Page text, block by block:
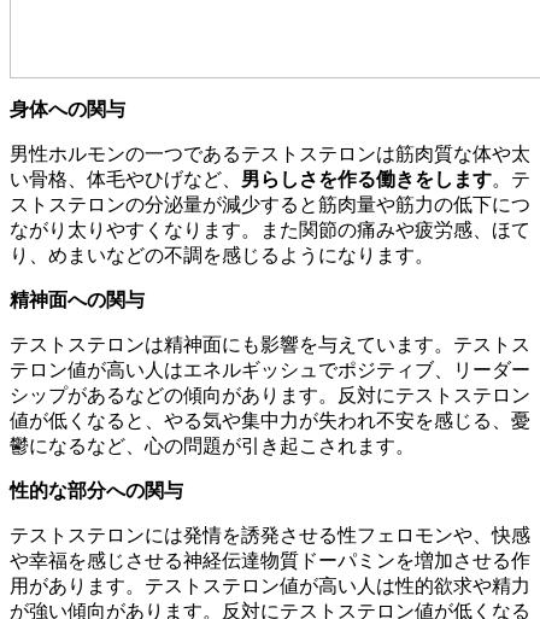
身体への関与
男性ホルモンの一つであるテストステロンは筋肉質な体や太
い骨格、体毛やひげなど、 男らしさを作る働きをします。テ
ストステロンの分泌量が減少すると筋肉量や筋力の低下につ
ながり太りやすくなります。また関節の痛みや疲労感、ほて
り、めまいなどの不調を感じるようになります。
精神面への関与
テストステロンは精神面にも影響を与えています。テストス
テロン値が高い人はエネルギッシュでポジティブ、リーダー
シップがあるなどの傾向があります。反対にテストステロン
値が低くなると、やる気や集中力が失われ不安を感じる、憂
鬱になるなど、心の問題が引き起こされます。
性的な部分への関与
テストステロンには発情を誘発させる性フェロモンや、快感
や幸福を感じさせる神経伝達物質ドーパミンを増加させる作
用があります。テストステロン値が高い人は性的欲求や精力
が強い傾向があります。反対にテストステロン値が低くなる